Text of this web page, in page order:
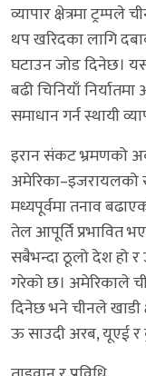
व्यापार क्षेत्रमा
थप खरिदका लागि
घटाउन जोड दिनेछ।
बढी चिनियाँ
समाधान गर्न स्थायी
इरान संकट भ्रमणको
मध्यपूर्वमा तनाव
तेल आपूर्ति प्रभावित
सबैभन्दा ठूलो देश हो
गरेको छ। अमेरिकाले
दिनेछ भने चीनले खाडी
ऊ साउदी अरब, यूएई र